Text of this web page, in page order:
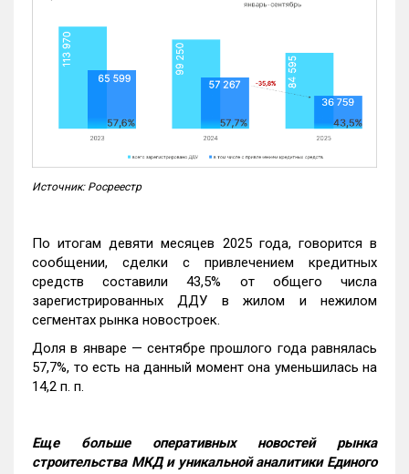
Источник: Росреестр
По итогам девяти месяцев 2025 года, говорится в
сообщении, сделки с привлечением кредитных
средств составили 43,5% от общего числа
зарегистрированных ДДУ в жилом и нежилом
сегментах рынка новостроек.
Доля в январе — сентябре прошлого года равнялась
57,7%, то есть на данный момент она уменьшилась на
14,2 п. п.
Еще больше оперативных новостей рынка
строительства МКД и уникальной аналитики Единого